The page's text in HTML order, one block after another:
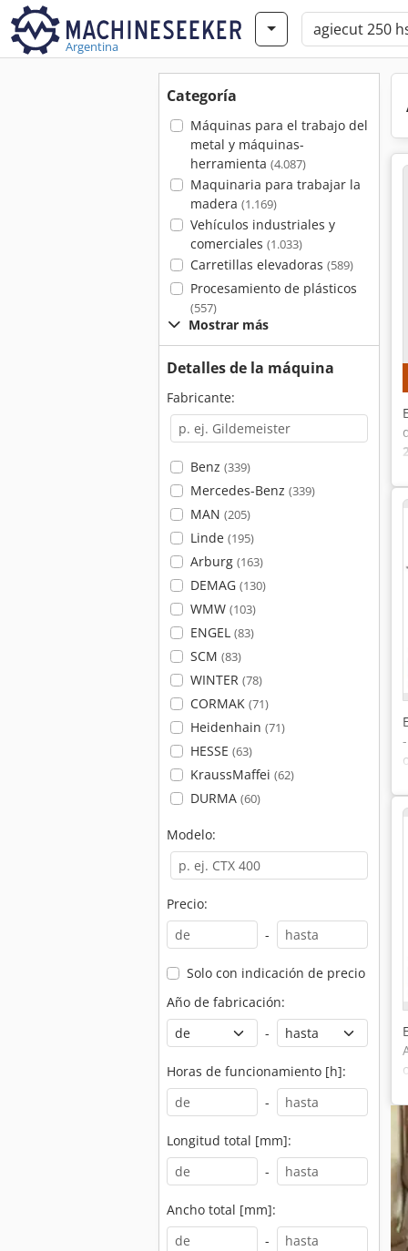
Argentina
Categoría
Máquinas para el trabajo del
metal y máquinas-
herramienta (4.087)
Maquinaria para trabajar la
madera (1.169)
Vehículos industriales y
comerciales (1.033)
Carretillas elevadoras (589)
Procesamiento de plásticos
(557)
Mostrar más
Detalles de la máquina
Fabricante:
Benz (339)
Mercedes-Benz (339)
MAN (205)
Linde (195)
Arburg (163)
DEMAG (130)
WMW (103)
ENGEL (83)
SCM (83)
WINTER (78)
CORMAK (71)
Heidenhain (71)
HESSE (63)
KraussMaffei (62)
DURMA (60)
Modelo:
Precio:
-
Solo con indicación de precio
Año de fabricación:
-
Horas de funcionamiento [h]:
-
Longitud total [mm]:
-
Ancho total [mm]:
-